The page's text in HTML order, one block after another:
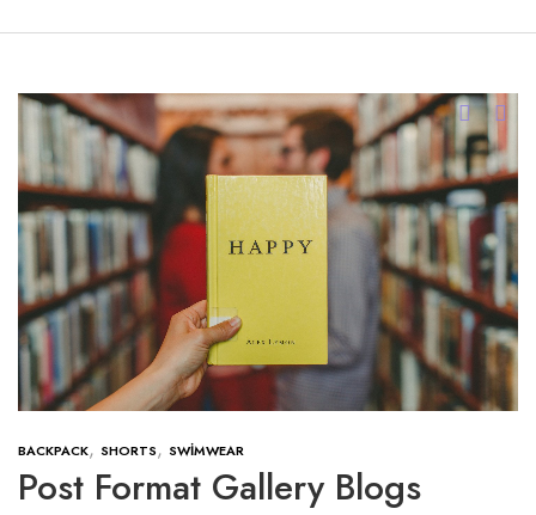
BACKPACK, SHORTS, SWIMWEAR
Post Format Gallery Blogs